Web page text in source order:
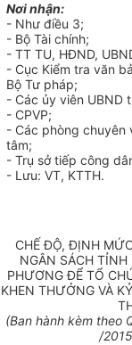
Nơi nhận:
- Như điều 3;
- Bộ Tài chính;
- TT TU, HĐND,
- Cục Kiểm tra văn
Bộ Tư pháp;
- Các ủy viên UBND
- CPVP;
- Các phòng chuyên
tâm;
- Trụ sở tiếp công
- Lưu: VT, KTTH.
CHẾ ĐỘ, ĐỊNH
NGÂN SÁCH
PHƯƠNG ĐỂ TỔ
KHEN THƯỞNG VÀ
(Ban hành kèm theo
/